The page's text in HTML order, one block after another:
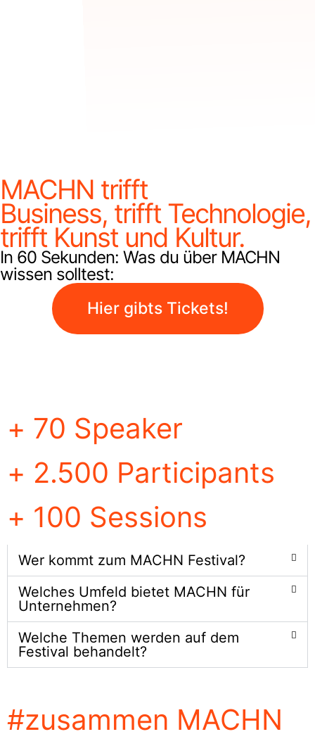
MACHN trifft
Business, trifft Technologie,
trifft Kunst und Kultur.
In 60 Sekunden: Was du über MACHN
wissen solltest:
Hier gibts Tickets!
+ 70 Speaker
+ 2.500 Participants
+ 100 Sessions
Wer kommt zum MACHN Festival?
Welches Umfeld bietet MACHN für
Unternehmen?
Welche Themen werden auf dem
Festival behandelt?
#zusammen MACHN